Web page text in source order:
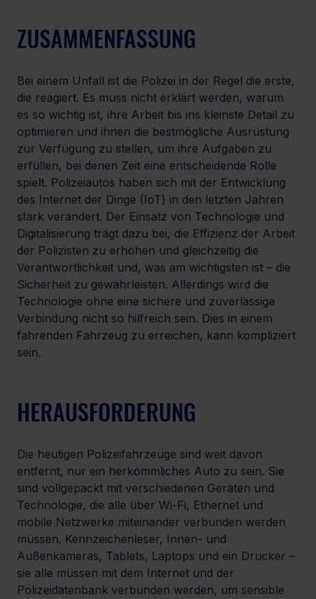
ZUSAMMENFASSUNG
Bei einem Unfall ist die Polizei in der Regel die erste,
die reagiert. Es muss nicht erklärt werden, warum
es so wichtig ist, ihre Arbeit bis ins kleinste Detail zu
optimieren und ihnen die bestmögliche Ausrüstung
zur Verfügung zu stellen, um ihre Aufgaben zu
erfüllen, bei denen Zeit eine entscheidende Rolle
spielt. Polizeiautos haben sich mit der Entwicklung
des Internet der Dinge (IoT) in den letzten Jahren
stark verändert. Der Einsatz von Technologie und
Digitalisierung trägt dazu bei, die Effizienz der Arbeit
der Polizisten zu erhöhen und gleichzeitig die
Verantwortlichkeit und, was am wichtigsten ist – die
Sicherheit zu gewährleisten. Allerdings wird die
Technologie ohne eine sichere und zuverlässige
Verbindung nicht so hilfreich sein. Dies in einem
fahrenden Fahrzeug zu erreichen, kann kompliziert
sein.
HERAUSFORDERUNG
Die heutigen Polizeifahrzeuge sind weit davon
entfernt, nur ein herkömmliches Auto zu sein. Sie
sind vollgepackt mit verschiedenen Geräten und
Technologie, die alle über Wi-Fi, Ethernet und
mobile Netzwerke miteinander verbunden werden
müssen. Kennzeichenleser, Innen- und
Außenkameras, Tablets, Laptops und ein Drucker –
sie alle müssen mit dem Internet und der
Polizeidatenbank verbunden werden, um sensible